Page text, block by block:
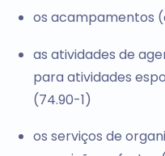
os acampamentos
as atividades de
para atividades
(74.90-1)
os serviços de